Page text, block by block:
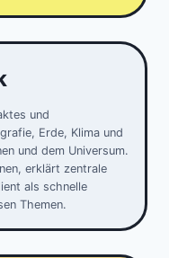
und
Erde, Klima und
und dem Universum.
erklärt zentrale
als schnelle
Themen.